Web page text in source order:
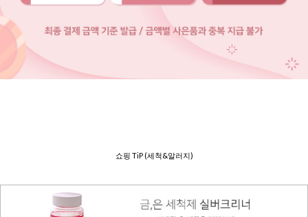
쇼핑 TiP (세척&알러지)